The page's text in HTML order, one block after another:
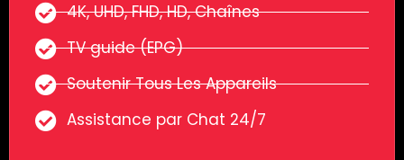
4K, UHD, FHD, HD, Chaînes
TV guide (EPG)
Soutenir Tous Les Appareils
Assistance par Chat 24/7